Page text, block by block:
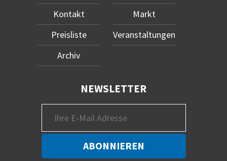
Kontakt
Preisliste
Archiv
Markt
Veranstaltungen
NEWSLETTER